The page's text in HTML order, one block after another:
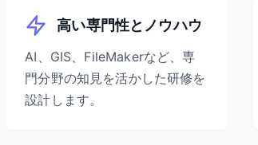
高い専門性とノウハウ
AI、GIS、FileMakerなど、専
門分野の知見を活かした研修を
設計します。